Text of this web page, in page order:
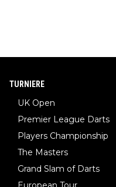
TURNIERE
UK Open
Premier League Darts
Players Championship
The Masters
Grand Slam of Darts